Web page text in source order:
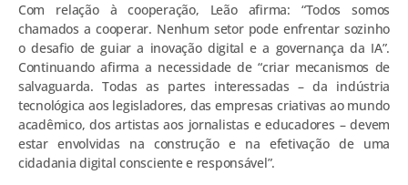
Com relação à cooperação, Leão afirma: “Todos somos
chamados a cooperar. Nenhum setor pode enfrentar sozinho
o desafio de guiar a inovação digital e a governança da IA”.
Continuando afirma a necessidade de “criar mecanismos de
salvaguarda. Todas as partes interessadas – da indústria
tecnológica aos legisladores, das empresas criativas ao mundo
acadêmico, dos artistas aos jornalistas e educadores – devem
estar envolvidas na construção e na efetivação de uma
cidadania digital consciente e responsável”.